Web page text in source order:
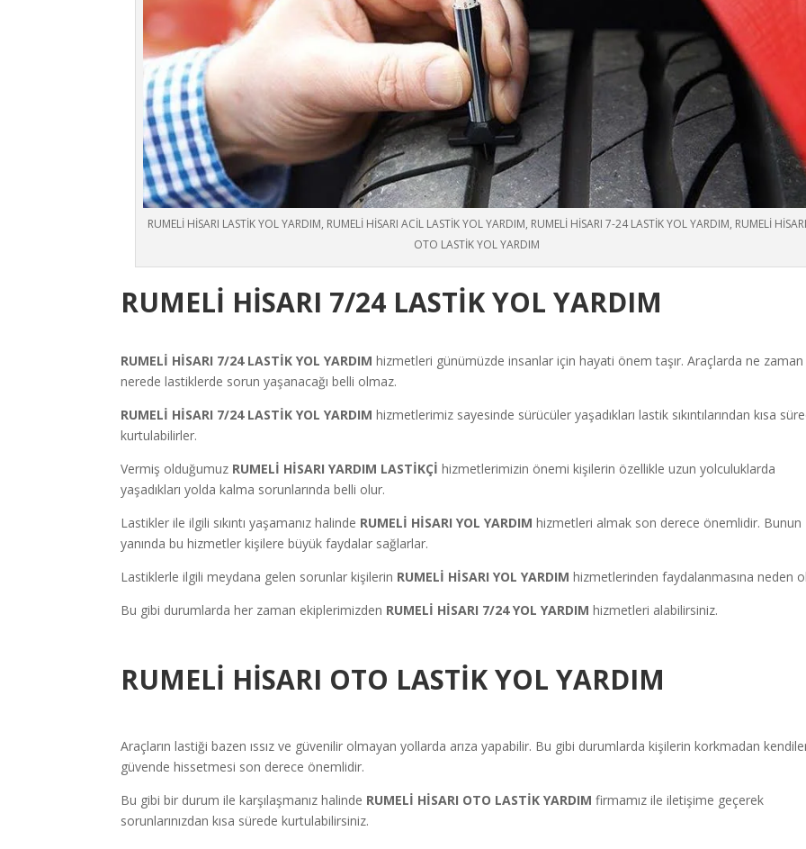
RUMELİ HİSARI LASTİK YOL YARDIM, RUMELİ HİSARI ACİL LASTİK YOL YARDIM, RUMELİ HİSARI 7-24 LASTİK YOL YARDIM, RUMELİ HİSARI
OTO LASTİK YOL YARDIM
RUMELİ HİSARI 7/24 LASTİK YOL YARDIM
RUMELİ HİSARI 7/24 LASTİK YOL YARDIMhizmetleri günümüzde insanlar için hayati önem taşır. Araçlarda ne
nerede lastiklerde sorun yaşanacağı belli olmaz.
RUMELİ HİSARI 7/24 LASTİK YOL YARDIMhizmetlerimiz sayesinde sürücüler yaşadıkları lastik sıkıntılarından kısa
kurtulabilirler.
Vermiş olduğumuz RUMELİ HİSARIYARDIM LASTİKÇİhizmetlerimizin önemi kişilerin özellikle uzun yolculuklarda
yaşadıkları yolda kalma sorunlarında belli olur.
Lastikler ile ilgili sıkıntı yaşamanız halinde RUMELİ HİSARIYOL YARDIMhizmetleri almak son derece önemlidir. Bunun
yanında bu hizmetler kişilere büyük faydalar sağlarlar.
Lastiklerle ilgili meydana gelen sorunlar kişilerin RUMELİ HİSARIYOL YARDIMhizmetlerinden faydalanmasına neden
Bu gibi durumlarda her zaman ekiplerimizden RUMELİ HİSARI 7/24 YOL YARDIMhizmetleri alabilirsiniz.
RUMELİ HİSARI OTO LASTİK YOL YARDIM
Araçların lastiği bazen ıssız ve güvenilir olmayan yollarda arıza yapabilir. Bu gibi durumlarda kişilerin korkmadan
güvende hissetmesi son derece önemlidir.
Bu gibi bir durum ile karşılaşmanız halinde RUMELİ HİSARI OTO LASTİK YARDIMfirmamız ile iletişime geçerek
sorunlarınızdan kısa sürede kurtulabilirsiniz.